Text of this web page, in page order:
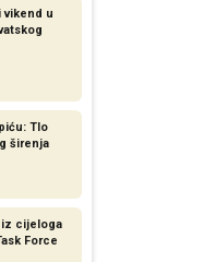
vikend u
Tlo
širenja
iz cijeloga
Force